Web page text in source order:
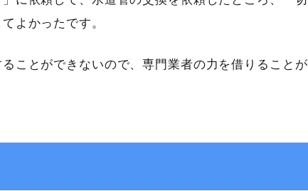
よかったです。
ことができないので、専門業者の力を借りることが